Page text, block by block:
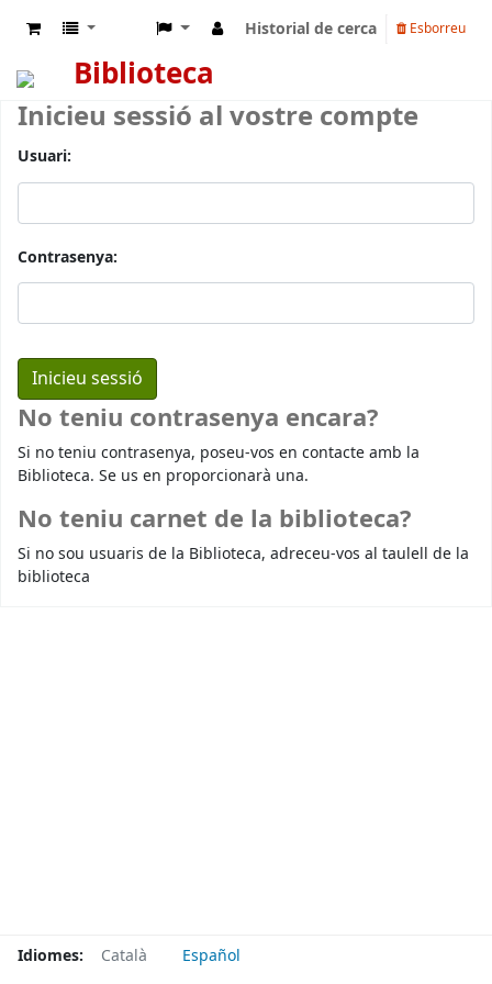
Historial de cerca Esborreu
Biblioteca
Inicieu sessió al vostre compte
Usuari:
Contrasenya:
No teniu contrasenya encara?
Si no teniu contrasenya, poseu-vos en contacte amb la
Biblioteca. Se us en proporcionarà una.
No teniu carnet de la biblioteca?
Si no sou usuaris de la Biblioteca, adreceu-vos al taulell de la
biblioteca
Idiomes: Català Español